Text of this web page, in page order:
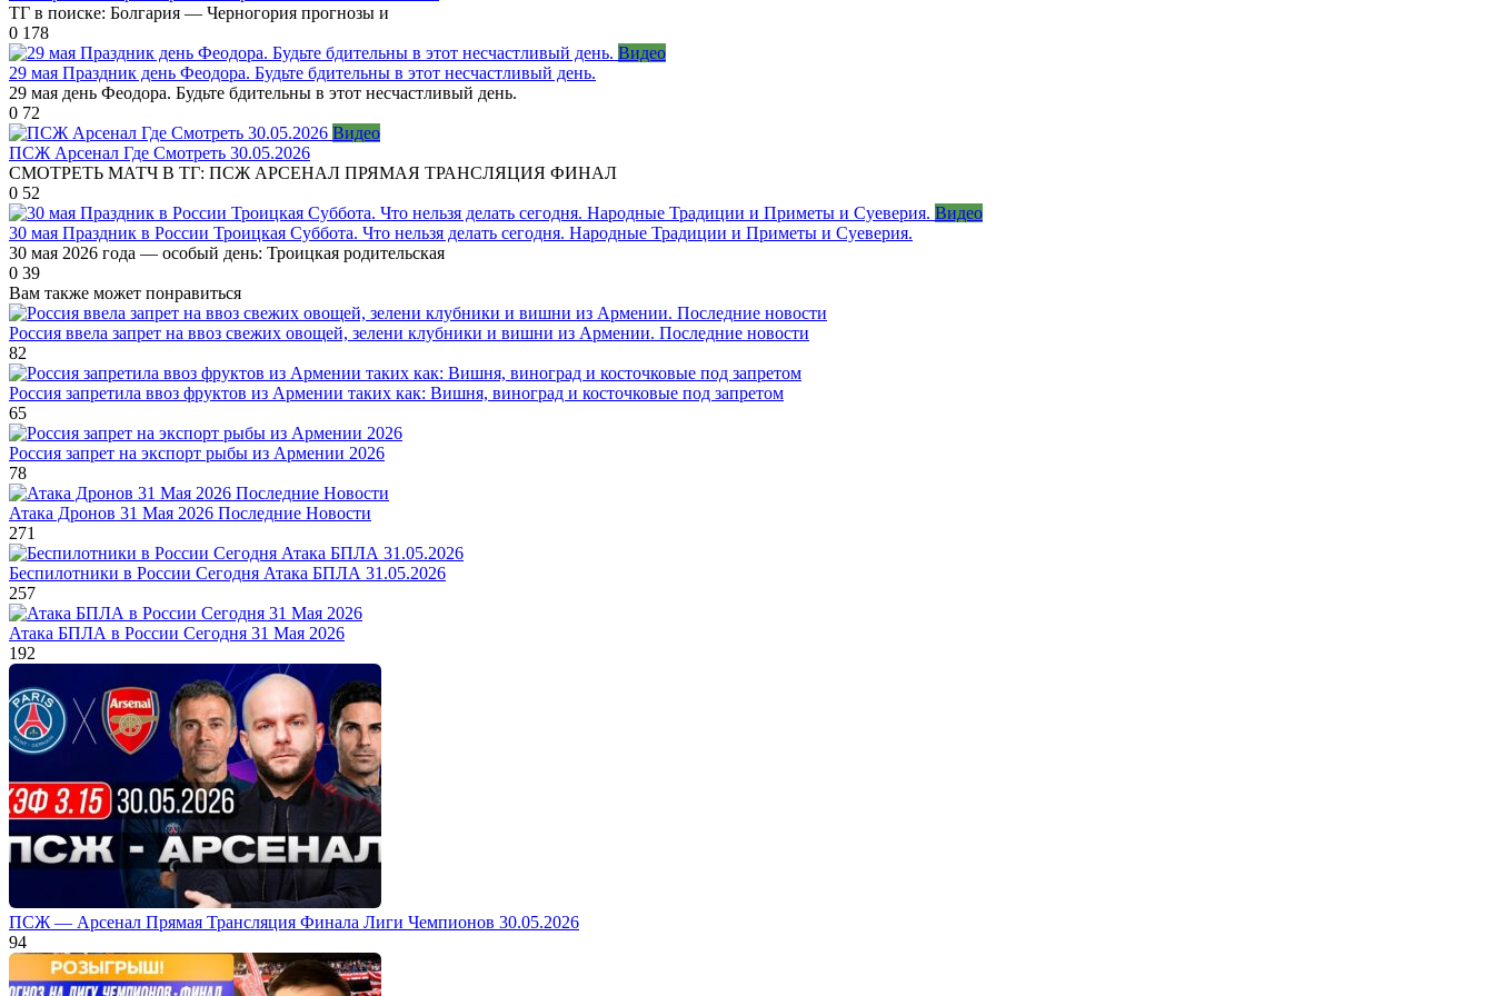
ТГ в поиске: Болгария — Черногория прогнозы и
0 178
Видео
29 мая Праздник день Феодора. Будьте бдительны в этот несчастливый день.
29 мая день Феодора. Будьте бдительны в этот несчастливый день.
0 72
Видео
ПСЖ Арсенал Где Смотреть 30.05.2026
СМОТРЕТЬ МАТЧ В ТГ: ПСЖ АРСЕНАЛ ПРЯМАЯ ТРАНСЛЯЦИЯ ФИНАЛ
0 52
Видео
30 мая Праздник в России Троицкая Суббота. Что нельзя делать сегодня. Народные Традиции и Приметы и Суеверия.
30 мая 2026 года — особый день: Троицкая родительская
0 39
Вам также может понравиться
Россия ввела запрет на ввоз свежих овощей, зелени клубники и вишни из Армении. Последние новости
82
Россия запретила ввоз фруктов из Армении таких как: Вишня, виноград и косточковые под запретом
65
Россия запрет на экспорт рыбы из Армении 2026
78
Атака Дронов 31 Мая 2026 Последние Новости
271
Беспилотники в России Сегодня Атака БПЛА 31.05.2026
257
Атака БПЛА в России Сегодня 31 Мая 2026
192
ПСЖ — Арсенал Прямая Трансляция Финала Лиги Чемпионов 30.05.2026
94